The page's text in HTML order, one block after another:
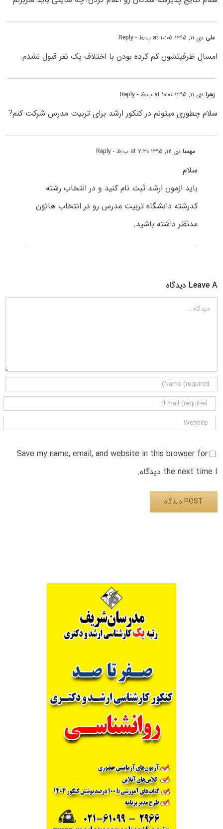
علی دی ۱۱, ۱۳۹۵ at ۱۰:۰۵ ب٫ظ - Reply
امسال ظرفیتشون کم کرده بودن با اختلاف یک نفر قبول نشدم.
زهرادی ۱۱, ۱۳۹۵ at ۱۰:۰۰ ب٫ظ - Reply
سلام چطوری میتونم در کنکور ارشد برای تربیت مدرس شرکت کنم?
مهسادی ۱۲, ۱۳۹۵ at ۷:۳۰ ب٫ظ - Reply
سلام
باید ازمون ارشد ثبت نام کنید و در انتخاب رشته
کدرشته دانشگاه تربیت مدرس رو در انتخاب هاتون
مدنظر داشته باشید.
Leave A دیدگاه
دیدگاه
Save my name, email, and website in this browser for
the next time I دیدگاه.